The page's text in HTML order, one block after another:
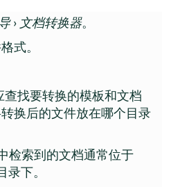
› 文档转换器。
式。
查找要转换的模板和文档
换后的文件放在哪个目录
检索到的文档通常位于
录下。